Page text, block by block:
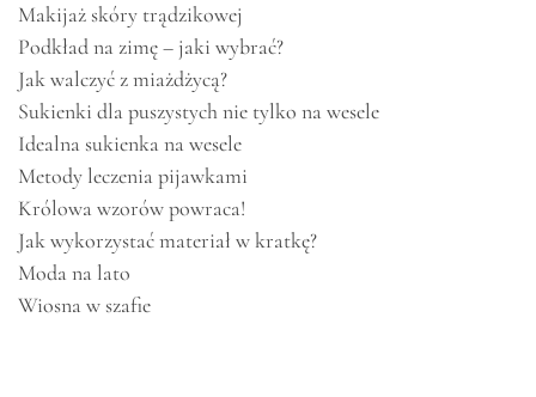
Makijaż skóry trądzikowej
Podkład na zimę – jaki wybrać?
Jak walczyć z miażdżycą?
Sukienki dla puszystych nie tylko na wesele
Idealna sukienka na wesele
Metody leczenia pijawkami
Królowa wzorów powraca!
Jak wykorzystać materiał w kratkę?
Moda na lato
Wiosna w szafie